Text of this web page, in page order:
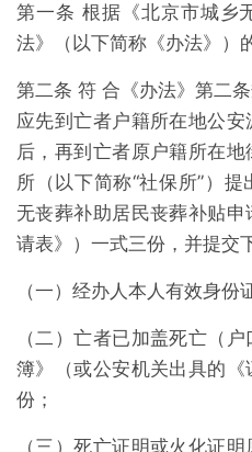
第一条 根据《北京市城乡
法》（以下简称《办法》）
第二条 符 合《办法》第二
应先到亡者户籍所在地公
后，再到亡者原户籍所在
所（以下简称“社保所”）
无丧葬补助居民丧葬补贴
请表》）一式三份，并提交
（一）经办人本人有效身份
（二）亡者已加盖死亡（
簿》（或公安机关出具的
份；
（三）死亡证明或火化证